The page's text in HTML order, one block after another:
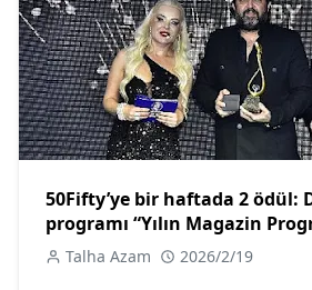
50Fifty’ye bir haftada 2 ödül:
programı “Yılın Magazin
Talha Azam 2026/2/19